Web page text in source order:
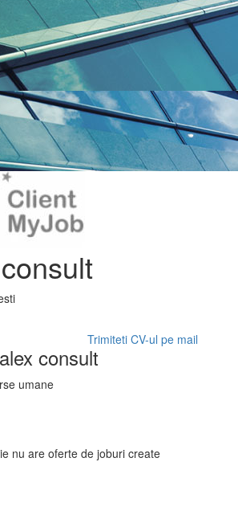
Trimiteti CV-ul pe mail
consult
umane
nu are oferte de joburi create